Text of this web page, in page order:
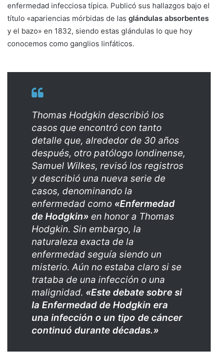
enfermedad infecciosa típica. Publicó sus hallazgos bajo el
título «apariencias mórbidas de las glándulas absorbentes
y el bazo» en 1832, siendo estas glándulas lo que hoy
conocemos como ganglios linfáticos.
Thomas Hodgkin describió los
casos que encontró con tanto
detalle que, alrededor de 30 años
después, otro patólogo londinense,
Samuel Wilkes, revisó los registros
y describió una nueva serie de
casos, denominando la
enfermedad como «Enfermedad
de Hodgkin» en honor a Thomas
Hodgkin. Sin embargo, la
naturaleza exacta de la
enfermedad seguía siendo un
misterio. Aún no estaba claro si se
trataba de una infección o una
malignidad. «Este debate sobre si
la Enfermedad de Hodgkin era
una infección o un tipo de cáncer
continuó durante décadas.»